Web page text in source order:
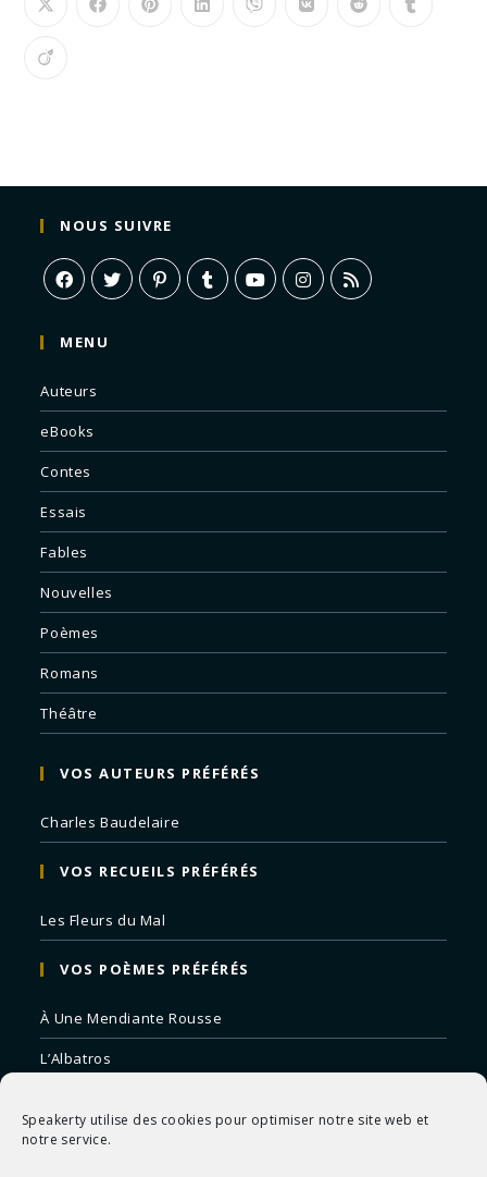
Speakerty utilise des cookies pour optimiser notre site web et
notre service.
NOUS SUIVRE
MENU
Auteurs
eBooks
Contes
Essais
Fables
Nouvelles
Poèmes
Romans
Théâtre
VOS AUTEURS PRÉFÉRÉS
Charles Baudelaire
VOS RECUEILS PRÉFÉRÉS
Les Fleurs du Mal
VOS POÈMES PRÉFÉRÉS
À Une Mendiante Rousse
L’Albatros
Remords Posthume